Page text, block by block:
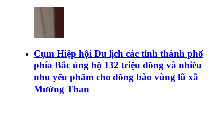
Cụm Hiệp hội Du lịch các tỉnh thành phố
phía Bắc ủng hộ 132 triệu đồng và nhiều
nhu yếu phẩm cho đồng bào vùng lũ xã
Mường Than